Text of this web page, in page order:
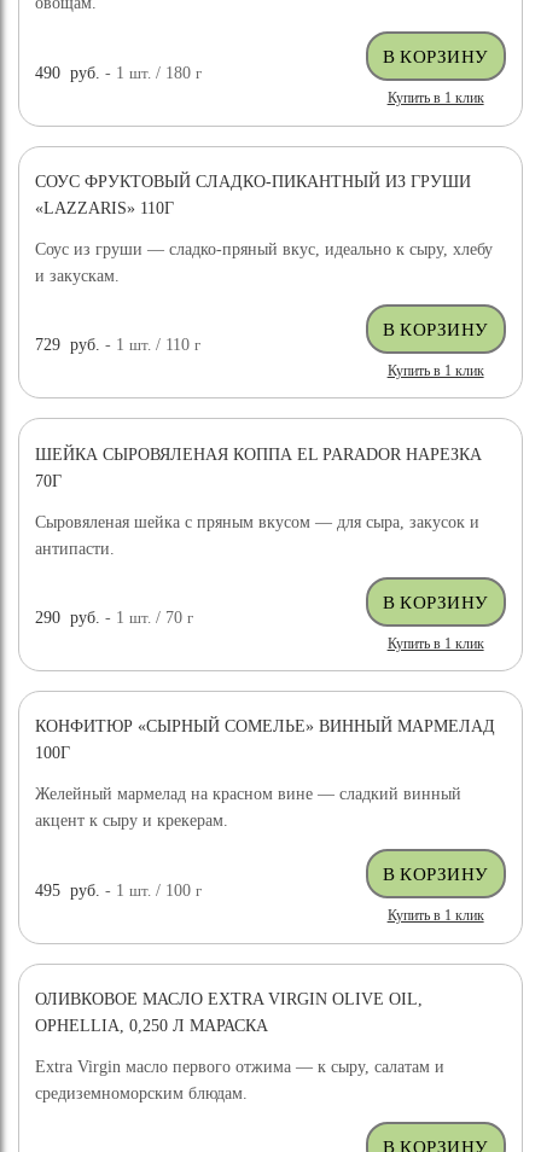
490 руб. - 1шт. / 180г
Купить в 1 клик
СОУС ФРУКТОВЫЙ СЛАДКО-ПИКАНТНЫЙ ИЗ ГРУШИ
«LAZZARIS» 110Г
Соус из груши — сладко-пряный вкус, идеально к сыру, хлебу
и закускам.
729 руб. - 1шт. / 110г
Купить в 1 клик
ШЕЙКА СЫРОВЯЛЕНАЯ КОППА EL PARADOR НАРЕЗКА
70Г
Сыровяленая шейка с пряным вкусом — для сыра, закусок и
антипасти.
290 руб. - 1шт. / 70г
Купить в 1 клик
КОНФИТЮР «СЫРНЫЙ СОМЕЛЬЕ» ВИННЫЙ МАРМЕЛАД
100Г
Желейный мармелад на красном вине — сладкий винный
акцент к сыру и крекерам.
495 руб. - 1шт. / 100г
Купить в 1 клик
ОЛИВКОВОЕ МАСЛО EXTRA VIRGIN OLIVE OIL,
OPHELLIA, 0,250 Л МАРАСКА
Extra Virgin масло первого отжима — к сыру, салатам и
средиземноморским блюдам.